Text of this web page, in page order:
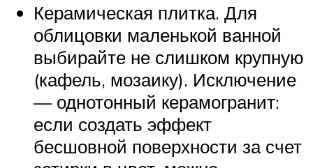
Керамическая плитка. Для
облицовки маленькой ванной
выбирайте не слишком крупную
(кафель, мозаику). Исключение
— однотонный керамогранит:
если создать эффект
бесшовной поверхности за счет